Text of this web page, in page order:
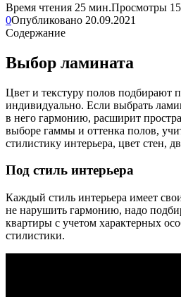
Время чтения 25 мин.Просмотры
0Опубликовано 20.09.2021
Содержание
Выбор ламината
Цвет и текстуру полов подбирают
индивидуально. Если выбрать
в него гармонию, расширит
выборе гаммы и оттенка полов,
стилистику интерьера, цвет стен,
Под стиль интерьера
Каждый стиль интерьера имеет
не нарушить гармонию, надо
квартиры с учетом характерных
стилистики.